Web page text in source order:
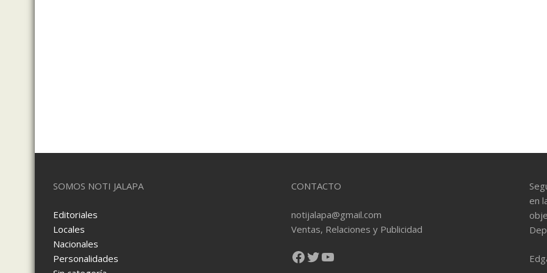
SOMOS NOTI JALAPA
Editoriales
Locales
Nacionales
Personalidades
CONTACTO
notijalapa@gmail.com
Ventas, Relaciones y Publicidad
Facebook
Twitter
YouTube
en